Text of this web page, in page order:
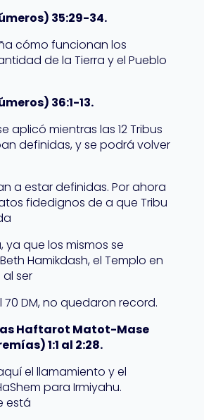
35:29-34.
cómo funcionan los
de la Tierra y el Pueblo
36:1-13.
aplicó mientras las 12 Tribus
definidas, y se podrá volver
a estar definidas. Por ahora
fidedignos de a que Tribu
ya que los mismos se
Hamikdash, el Templo en
ser
DM, no quedaron record.
Haftarot Matot-Mase
1:1 al 2:28.
el llamamiento y el
para Irmiyahu.
está